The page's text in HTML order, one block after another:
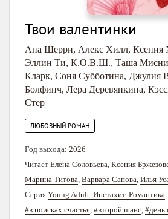
Твои валентинки
Ана Шерри, Алекс Хилл, Ксения
Эллин Ти, К.О.В.Ш., Таша
Кларк, Соня Субботина, Джулия
Болфинч, Лера Деревянкина,
Стер
ЛЮБОВНЫЙ РОМАН
Год выхода: 2026
Читает Елена Соловьева, Ксения
Марина Титова, Варвара Сапова, Илья
Серия Young Adult. Инстахит. Романтика
#в поисках счастья, #второй шанс, #день